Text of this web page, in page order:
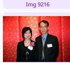
Img 9216